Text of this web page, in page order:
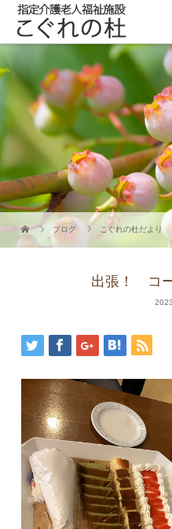
ブログ こぐれの杜だより
出張！ コ